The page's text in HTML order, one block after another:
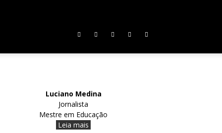
Luciano Medina
Jornalista
Mestre em Educação
Leia mais